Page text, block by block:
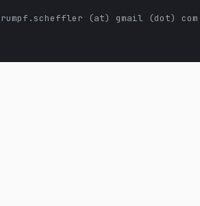
rumpf.scheffler (at) gmail (dot) com